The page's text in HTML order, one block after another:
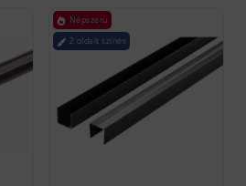
Népszerű
2 oldalt színes